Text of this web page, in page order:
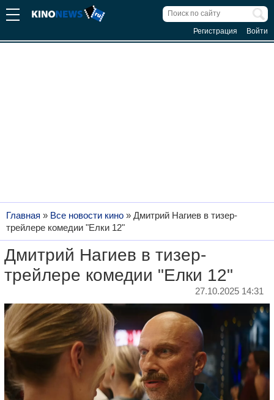
Регистрация Войти
Главная » Все новости кино » Дмитрий Нагиев в тизер-
трейлере комедии "Елки 12"
Дмитрий Нагиев в тизер-
трейлере комедии "Елки 12"
27.10.2025 14:31